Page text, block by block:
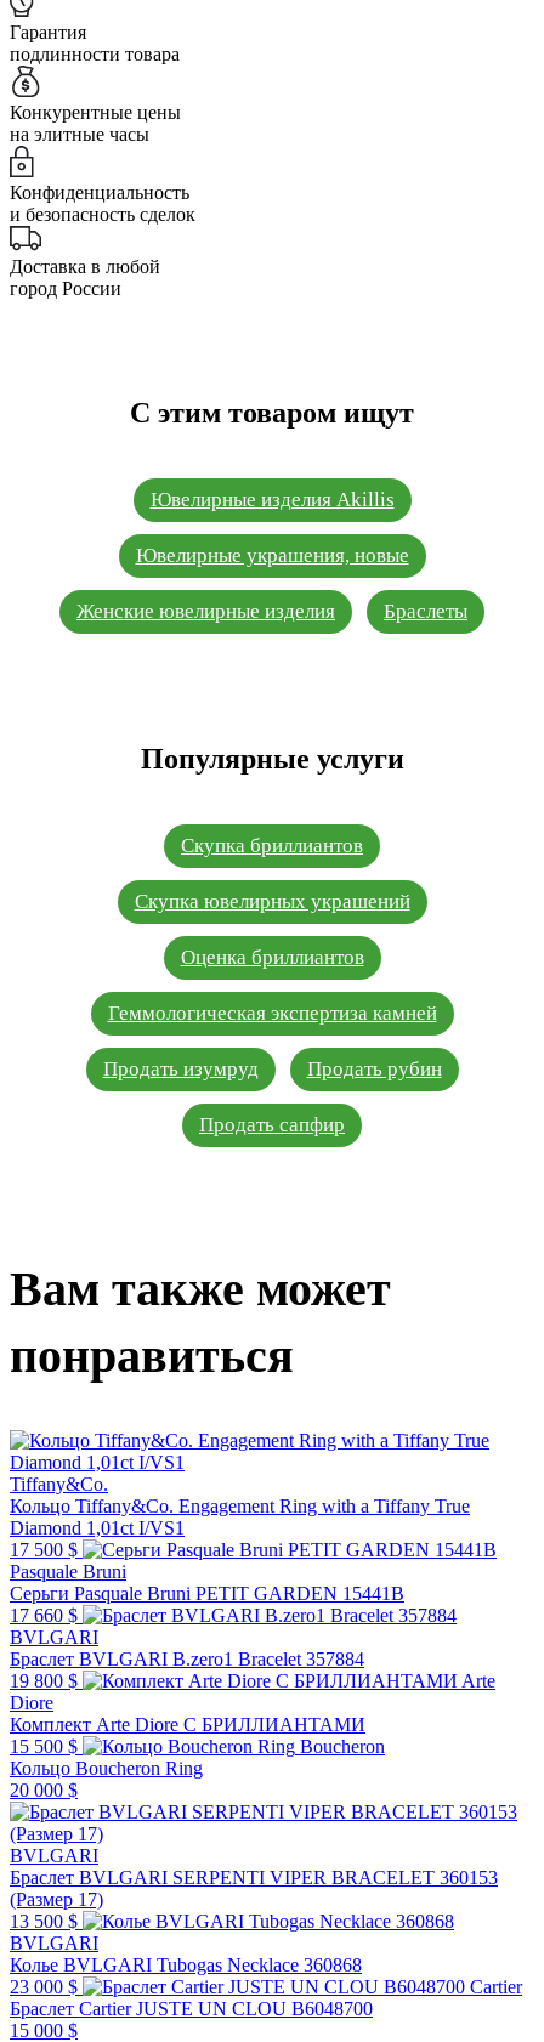
Гарантия
подлинности товара
Конкурентные цены
на элитные часы
Конфиденциальность
и безопасность сделок
Доставка в любой
город России
С этим товаром ищут
Ювелирные изделия Akillis
Ювелирные украшения, новые
Женские ювелирные изделия Браслеты
Популярные услуги
Скупка бриллиантов
Скупка ювелирных украшений
Оценка бриллиантов
Геммологическая экспертиза камней
Продать изумруд Продать рубин
Продать сапфир
Вам также может
понравиться
Tiffany&Co.
Кольцо Tiffany&Co. Engagement Ring with a Tiffany True
Diamond 1,01ct I/VS1
17 500 $
Pasquale Bruni
Серьги Pasquale Bruni PETIT GARDEN 15441B
17 660 $
BVLGARI
Браслет BVLGARI B.zero1 Bracelet 357884
19 800 $
Arte
Diore
Комплект Arte Diore С БРИЛЛИАНТАМИ
15 500 $
Boucheron
Кольцо Boucheron Ring
20 000 $
BVLGARI
Браслет BVLGARI SERPENTI VIPER BRACELET 360153
(Размер 17)
13 500 $
BVLGARI
Колье BVLGARI Tubogas Necklace 360868
23 000 $
Cartier
Браслет Cartier JUSTE UN CLOU B6048700
15 000 $